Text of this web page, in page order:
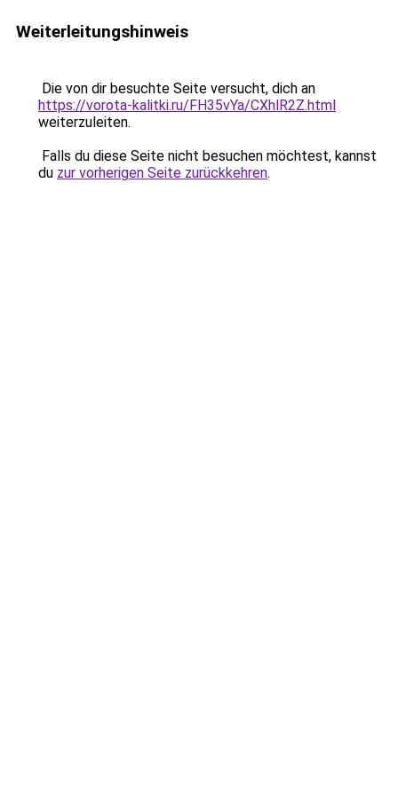
Weiterleitungshinweis
Die von dir besuchte Seite versucht, dich an
https://vorota-kalitki.ru/FH35vYa/CXhlR2Z.html
weiterzuleiten.
Falls du diese Seite nicht besuchen möchtest, kannst
du zur vorherigen Seite zurückkehren.